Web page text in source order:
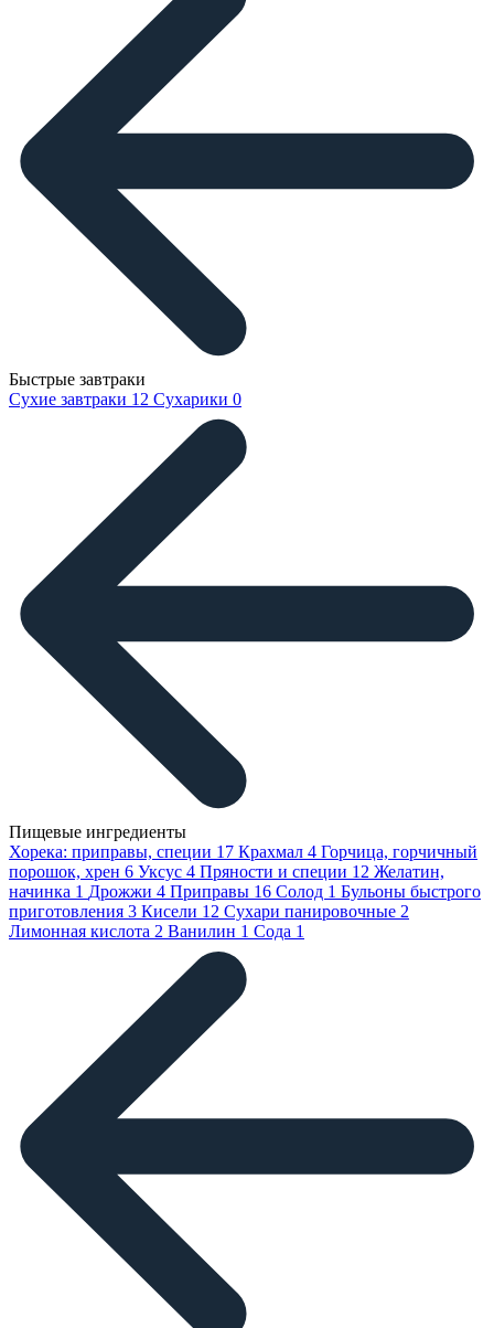
Быстрые завтраки
Сухие завтраки 12 Сухарики 0
Пищевые ингредиенты
Хорека: приправы, специи 17 Крахмал 4 Горчица, горчичный
порошок, хрен 6 Уксус 4 Пряности и специи 12 Желатин,
начинка 1 Дрожжи 4 Приправы 16 Солод 1 Бульоны быстрого
приготовления 3 Кисели 12 Сухари панировочные 2
Лимонная кислота 2 Ванилин 1 Сода 1